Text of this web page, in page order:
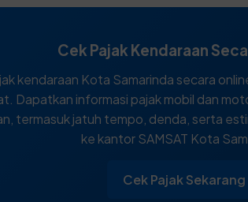
Cek Pajak Kendaraan
kendaraan Kota Samarinda secara
Dapatkan informasi pajak mobil dan
termasuk jatuh tempo, denda, serta
ke kantor SAMSAT Kota
Cek Pajak Sekarang